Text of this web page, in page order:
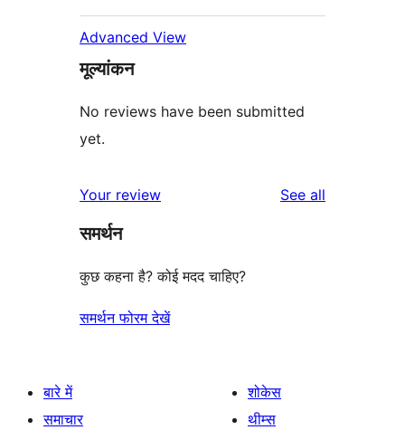
Advanced View
मूल्यांकन
No reviews have been submitted
yet.
Your review See all
समर्थन
कुछ कहना है? कोई मदद चाहिए?
समर्थन फोरम देखें
बारे में
समाचार
शोकेस
थीम्स